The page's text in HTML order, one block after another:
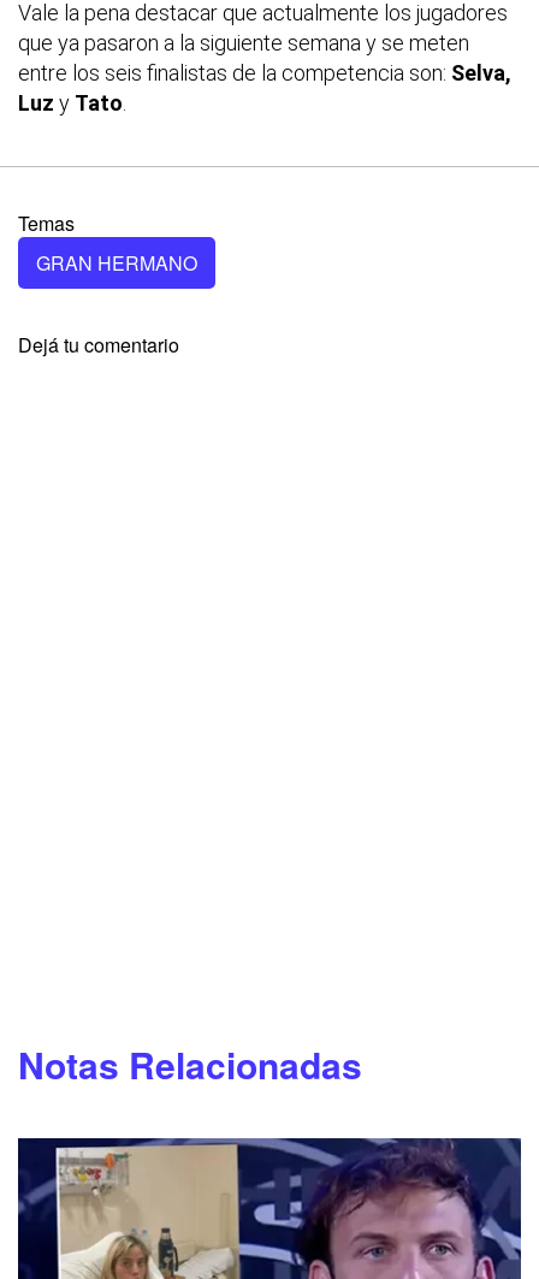
Vale la pena destacar que actualmente los jugadores
que ya pasaron a la siguiente semana y se meten
entre los seis finalistas de la competencia son: Selva,
Luz y Tato.
Temas
GRAN HERMANO
Dejá tu comentario
Notas Relacionadas